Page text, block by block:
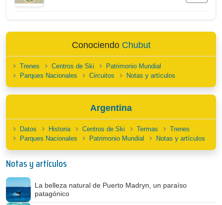
Conociendo Chubut
Trenes Centros de Ski
Patrimonio Mundial
Parques Nacionales
Circuitos Notas y artículos
Argentina
Datos Historia Centros de Ski Termas
Trenes
Parques Nacionales
Patrimonio Mundial Notas y artículos
Notas y artículos
La belleza natural de Puerto Madryn, un paraíso
patagónico